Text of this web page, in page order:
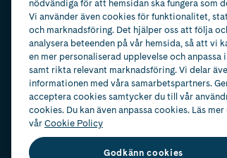
nödvändiga för att hemsidan ska fungera som
Vi använder även cookies för funktionalitet,
och marknadsföring. Det hjälper oss att följa
analysera beteenden på vår hemsida, så att vi
en mer personaliserad upplevelse och anpassa
samt rikta relevant marknadsföring. Vi delar
informationen med våra samarbetspartners.
acceptera cookies samtycker du till vår
cookies. Du kan även anpassa cookies. Läs mer
vårCookie Policy
Godkänn cookies